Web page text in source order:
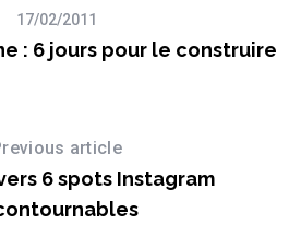
17/02/2011
: 6 jours pour le construire
article
6 spots Instagram